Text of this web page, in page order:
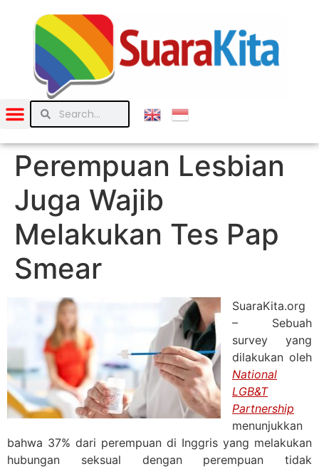
Perempuan Lesbian
Juga Wajib
Melakukan Tes Pap
Smear
SuaraKita.org
– Sebuah
survey yang
dilakukan oleh
National
LGB&T
Partnership
menunjukkan
bahwa 37% dari perempuan di Inggris yang melakukan
hubungan seksual dengan perempuan tidak